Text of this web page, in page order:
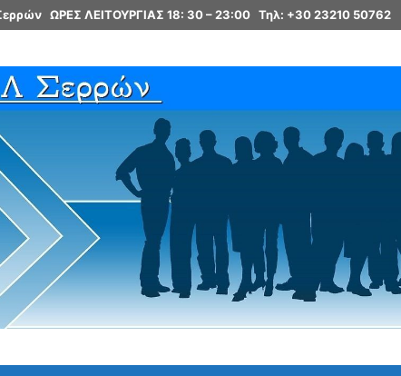
ΩΡΕΣ ΛΕΙΤΟΥΡΓΙΑΣ 18: 30 – 23:00 Τηλ: +30 23210 50762